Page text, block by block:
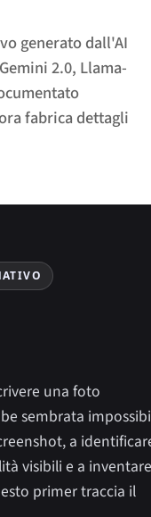
generato dall'AI
2.0, Llama-
fabrica dettagli
una foto
sembrata
a
visibili e a inventare
primer traccia il